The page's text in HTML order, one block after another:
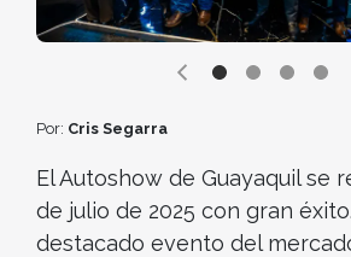
Por: Cris Segarra
El Autoshow de Guayaquil se
de julio de 2025 con gran
destacado evento del